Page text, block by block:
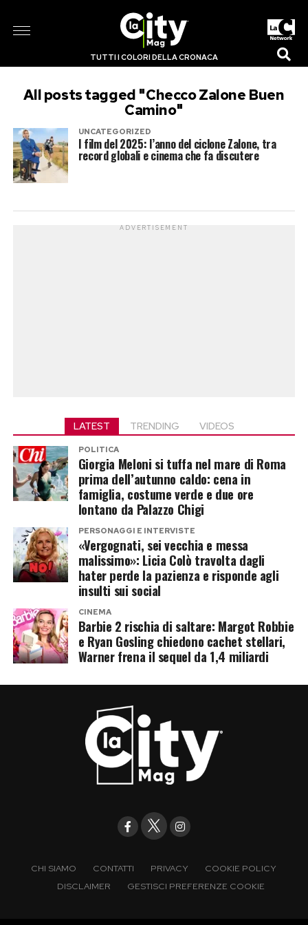
TUTTI I COLORI DELLA CRONACA
All posts tagged "Checco Zalone Buen
Camino"
UNCATEGORIZED
I film del 2025: l’anno del ciclone Zalone, tra
record globali e cinema che fa discutere
ADVERTISEMENT
LATEST TRENDING VIDEOS
POLITICA
Giorgia Meloni si tuffa nel mare di Roma
prima dell’autunno caldo: cena in
famiglia, costume verde e due ore
lontano da Palazzo Chigi
PERSONAGGI E INTERVISTE
«Vergognati, sei vecchia e messa
malissimo»: Licia Colò travolta dagli
hater perde la pazienza e risponde agli
insulti sui social
CINEMA
Barbie 2 rischia di saltare: Margot Robbie
e Ryan Gosling chiedono cachet stellari,
Warner frena il sequel da 1,4 miliardi
CHI SIAMO CONTATTI PRIVACY
COOKIE POLICY
DISCLAIMER
GESTISCI PREFERENZE COOKIE